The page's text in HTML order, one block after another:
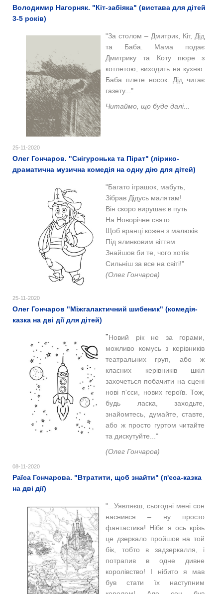
Володимир Нагорняк. "Кіт-забіяка" (вистава для дітей
3-5 років)
"За столом – Дмитрик, Кіт, Дід
та Баба. Мама подає
Дмитрику та Коту пюре з
котлетою, виходить на кухню.
Баба плете носок. Дід читає
газету..."
Читаймо, що буде далі...
25-11-2020
Олег Гончаров. "Снігуронька та Пірат" (лірико-
драматична музична комедія на одну дію для дітей)
"Багато іграшок, мабуть,
Зібрав Дідусь малятам!
Він скоро вирушає в путь
На Новорічне свято.
Щоб вранці кожен з малюків
Під ялинковим віттям
Знайшов би те, чого хотів
Сильніш за все на світі!"
(Олег Гончаров)
25-11-2020
Олег Гончаров "Міжгалактичний шибеник" (комедія-
казка на дві дії для дітей)
"Новий рік не за горами,
можливо комусь з керівників
театральних груп, або ж
класних керівників шкіл
захочеться побачити на сцені
нові п'єси, нових героїв. Тож,
будь ласка, заходьте,
знайомтесь, думайте, ставте,
або ж просто гуртом читайте
та дискутуйте..."
(Олег Гончаров)
08-11-2020
Раїса Гончарова. "Втратити, щоб знайти" (п'єса-казка
на дві дії)
"...Уявляєш, сьогодні мені сон
наснився ‒ ну просто
фантастика! Ніби я ось крізь
це дзеркало пройшов на той
бік, тобто в задзеркалля, і
потрапив в одне дивне
королівство! І нібито я мав
був стати їх наступним